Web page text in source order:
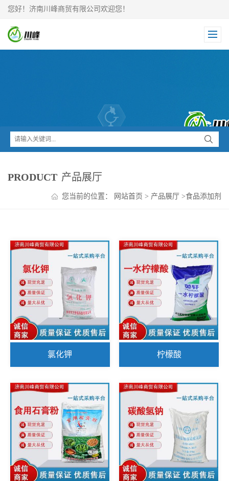
您好！济南川峰商贸有限公司欢迎您！
PRODUCT 产品展厅
您当前的位置： 网站首页 > 产品展厅 >食品添加剂
氯化钾 柠檬酸